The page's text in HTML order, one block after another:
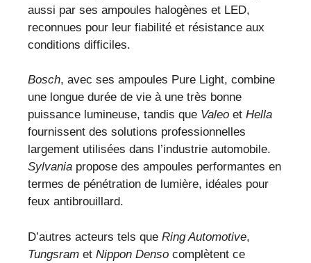
aussi par ses ampoules halogènes et LED,
reconnues pour leur fiabilité et résistance aux
conditions difficiles.
Bosch, avec ses ampoules Pure Light, combine
une longue durée de vie à une très bonne
puissance lumineuse, tandis que Valeo et Hella
fournissent des solutions professionnelles
largement utilisées dans l’industrie automobile.
Sylvania propose des ampoules performantes en
termes de pénétration de lumière, idéales pour
feux antibrouillard.
D’autres acteurs tels que Ring Automotive,
Tungsram et Nippon Denso complètent ce